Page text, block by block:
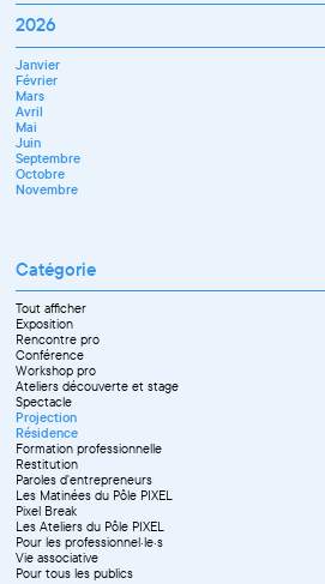
Septembre
Octobre
Novembre
Décembre
Mars
Avril
Juin
Juillet
Septembre
Novembre
Décembre
Janvier
Mars
Avril
Mai
Juin
Juillet
Septembre
Octobre
Novembre
Décembre
2026
Janvier
Février
Mars
Avril
Mai
Juin
Septembre
Octobre
Novembre
Catégorie
Tout afficher
Exposition
Rencontre pro
Conférence
Workshop pro
Ateliers découverte et stage
Spectacle
Projection
Résidence
Formation professionnelle
Restitution
Paroles d'entrepreneurs
Les Matinées du Pôle PIXEL
Pixel Break
Les Ateliers du Pôle PIXEL
Pour les professionnel·le·s
Vie associative
Pour tous les publics